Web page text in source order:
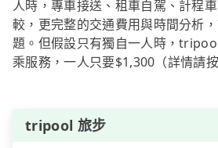
人時，專車接送、租車自駕、計程
較，更完整的交通費用與時間分析
題。但假設只有獨自一人時，
乘服務，一人只要$1,300（詳情請
tripool 旅步